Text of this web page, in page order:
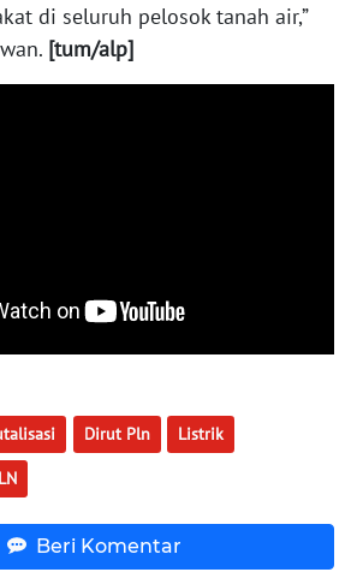
di seluruh pelosok tanah air,”
[tum/alp]
Dirut Pln Listrik
Beri Komentar